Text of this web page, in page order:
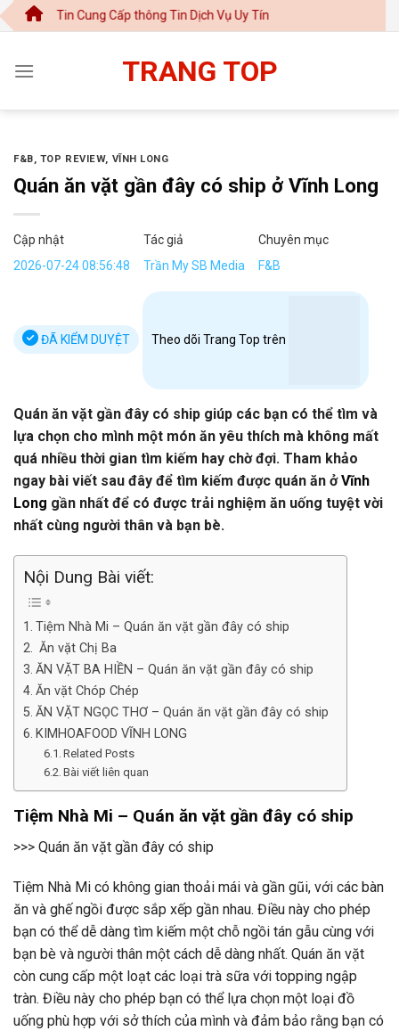
Chuyển
đến
dung
Cung Cấp thông Tin Dịch Vụ Uy Tín
TRANG TOP
F&B, TOP REVIEW, VĨNH LONG
Quán ăn vặt gần đây có ship ở Vĩnh Long
Cập nhật
2026-07-24 08:56:48
Tác giả
Trần My SB Media
Chuyên mục
F&B
ĐÃ KIỂM DUYỆT Theo dõi Trang Top trên
Quán ăn vặt gần đây có ship giúp các bạn có thể tìm và
lựa chọn cho mình một món ăn yêu thích mà không mất
quá nhiều thời gian tìm kiếm hay chờ đợi. Tham khảo
ngay bài viết sau đây để tìm kiếm được quán ăn ởVĩnh
Long gần nhất để có được trải nghiệm ăn uống tuyệt vời
nhất cùng người thân và bạn bè.
Nội Dung Bài viết:
Tiệm Nhà Mi – Quán ăn vặt gần đây có ship
Ăn vặt Chị Ba
ĂN VẶT BA HIỀN – Quán ăn vặt gần đây có ship
Ăn vặt Chóp Chép
ĂN VẶT NGỌC THƠ – Quán ăn vặt gần đây có ship
KIMHOAFOOD VĨNH LONG
Related Posts
Bài viết liên quan
Tiệm Nhà Mi – Quán ăn vặt gần đây có ship
>>> Quán ăn vặt gần đây có ship
Tiệm Nhà Mi có không gian thoải mái và gần gũi, với các bàn
ăn và ghế ngồi được sắp xếp gần nhau. Điều này cho phép
bạn có thể dễ dàng tìm kiếm một chỗ ngồi tán gẫu cùng với
bạn bè và người thân một cách dễ dàng nhất. Quán ăn vặt
còn cung cấp một loạt các loại trà sữa với topping ngập
tràn. Điều này cho phép bạn có thể lựa chọn một loại đồ
uống phù hợp với sở thích của mình và đảm bảo rằng bạn có